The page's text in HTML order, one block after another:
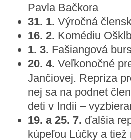
Pavla Bačkora
31. 1. Výročná
16. 2. Komédiu
1. 3. Fašiangová
20. 4. Veľkonočné
Jančiovej. Repríza
nej sa na podnet
deti v Indii –
19. a 25. 7. ďalšia
kúpeľou Lúčky a